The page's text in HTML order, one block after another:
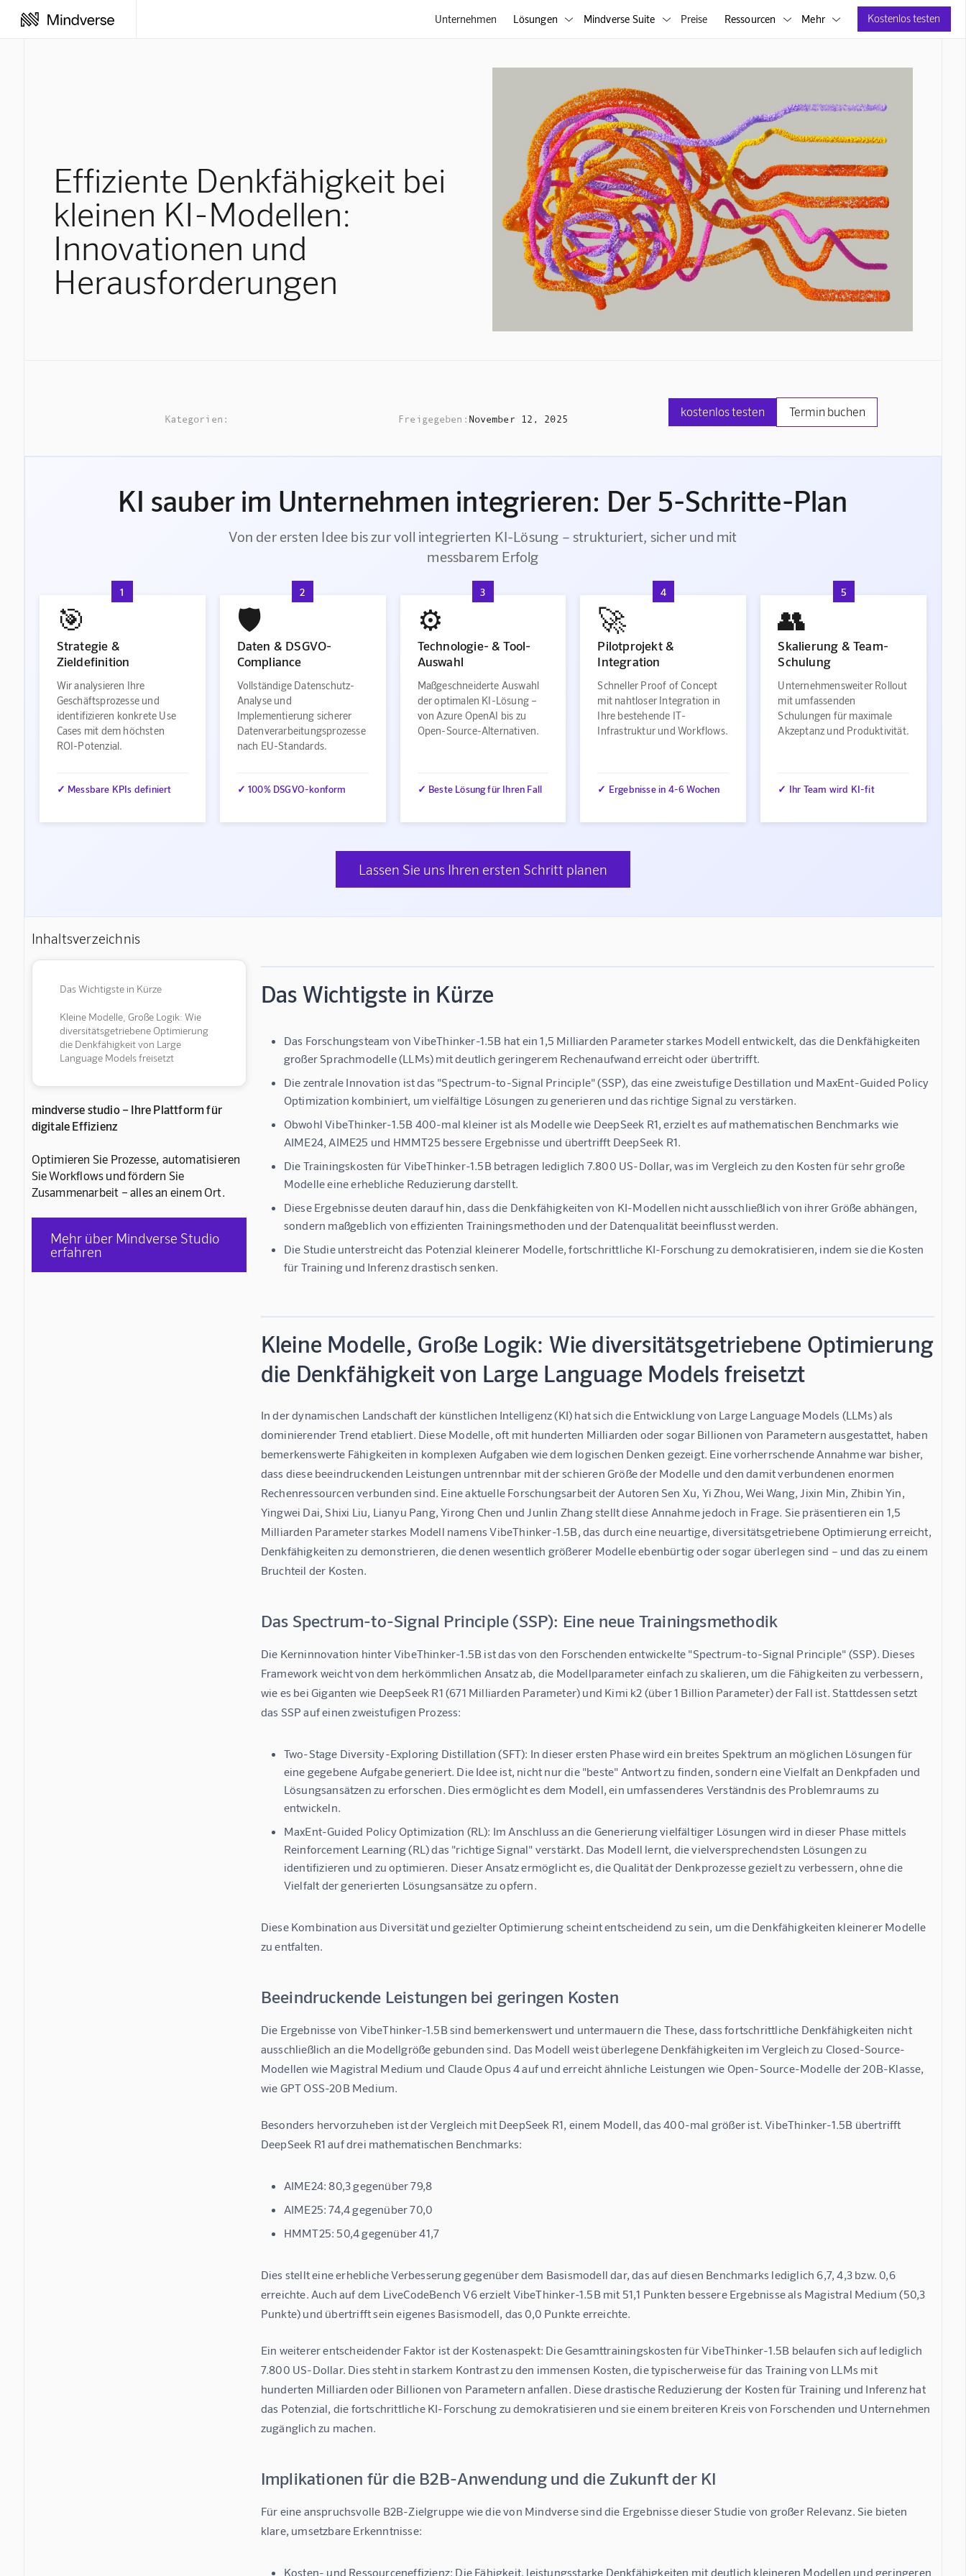
Unternehmen Lösungen  Mindverse Suite  Preise Ressourcen  Mehr  Kostenlos testen
Effiziente Denkfähigkeit bei
kleinen KI-Modellen:
Innovationen und
Herausforderungen
Kategorien: Freigegeben: November 12, 2025
kostenlos testen Termin buchen
KI sauber im Unternehmen integrieren: Der 5-Schritte-Plan
Von der ersten Idee bis zur voll integrierten KI-Lösung – strukturiert, sicher und mit
messbarem Erfolg
1
🎯
Strategie &
Zieldefinition
Wir analysieren Ihre
Geschäftsprozesse und
identifizieren konkrete Use
Cases mit dem höchsten
ROI-Potenzial.
✓ Messbare KPIs definiert
2
🛡️
Daten & DSGVO-
Compliance
Vollständige Datenschutz-
Analyse und
Implementierung sicherer
Datenverarbeitungsprozesse
nach EU-Standards.
✓ 100% DSGVO-konform
3
⚙️
Technologie- & Tool-
Auswahl
Maßgeschneiderte Auswahl
der optimalen KI-Lösung –
von Azure OpenAI bis zu
Open-Source-Alternativen.
✓ Beste Lösung für Ihren Fall
4
🚀
Pilotprojekt &
Integration
Schneller Proof of Concept
mit nahtloser Integration in
Ihre bestehende IT-
Infrastruktur und Workflows.
✓ Ergebnisse in 4-6 Wochen
5
👥
Skalierung & Team-
Schulung
Unternehmensweiter Rollout
mit umfassenden
Schulungen für maximale
Akzeptanz und Produktivität.
✓ Ihr Team wird KI-fit
Lassen Sie uns Ihren ersten Schritt planen
Inhaltsverzeichnis
Das Wichtigste in Kürze
Kleine Modelle, Große Logik: Wie
diversitätsgetriebene Optimierung
die Denkfähigkeit von Large
Language Models freisetzt
mindverse studio – Ihre Plattform für
digitale Effizienz
Optimieren Sie Prozesse, automatisieren
Sie Workflows und fördern Sie
Zusammenarbeit – alles an einem Ort.
Mehr über Mindverse Studio
erfahren
Das Wichtigste in Kürze
Das Forschungsteam von VibeThinker-1.5B hat ein 1,5 Milliarden Parameter starkes Modell entwickelt, das die Denkfähigkeiten
großer Sprachmodelle (LLMs) mit deutlich geringerem Rechenaufwand erreicht oder übertrifft.
Die zentrale Innovation ist das "Spectrum-to-Signal Principle" (SSP), das eine zweistufige Destillation und MaxEnt-Guided Policy
Optimization kombiniert, um vielfältige Lösungen zu generieren und das richtige Signal zu verstärken.
Obwohl VibeThinker-1.5B 400-mal kleiner ist als Modelle wie DeepSeek R1, erzielt es auf mathematischen Benchmarks wie
AIME24, AIME25 und HMMT25 bessere Ergebnisse und übertrifft DeepSeek R1.
Die Trainingskosten für VibeThinker-1.5B betragen lediglich 7.800 US-Dollar, was im Vergleich zu den Kosten für sehr große
Modelle eine erhebliche Reduzierung darstellt.
Diese Ergebnisse deuten darauf hin, dass die Denkfähigkeiten von KI-Modellen nicht ausschließlich von ihrer Größe abhängen,
sondern maßgeblich von effizienten Trainingsmethoden und der Datenqualität beeinflusst werden.
Die Studie unterstreicht das Potenzial kleinerer Modelle, fortschrittliche KI-Forschung zu demokratisieren, indem sie die Kosten
für Training und Inferenz drastisch senken.
Kleine Modelle, Große Logik: Wie diversitätsgetriebene Optimierung
die Denkfähigkeit von Large Language Models freisetzt
In der dynamischen Landschaft der künstlichen Intelligenz (KI) hat sich die Entwicklung von Large Language Models (LLMs) als
dominierender Trend etabliert. Diese Modelle, oft mit hunderten Milliarden oder sogar Billionen von Parametern ausgestattet, haben
bemerkenswerte Fähigkeiten in komplexen Aufgaben wie dem logischen Denken gezeigt. Eine vorherrschende Annahme war bisher,
dass diese beeindruckenden Leistungen untrennbar mit der schieren Größe der Modelle und den damit verbundenen enormen
Rechenressourcen verbunden sind. Eine aktuelle Forschungsarbeit der Autoren Sen Xu, Yi Zhou, Wei Wang, Jixin Min, Zhibin Yin,
Yingwei Dai, Shixi Liu, Lianyu Pang, Yirong Chen und Junlin Zhang stellt diese Annahme jedoch in Frage. Sie präsentieren ein 1,5
Milliarden Parameter starkes Modell namens VibeThinker-1.5B, das durch eine neuartige, diversitätsgetriebene Optimierung erreicht,
Denkfähigkeiten zu demonstrieren, die denen wesentlich größerer Modelle ebenbürtig oder sogar überlegen sind – und das zu einem
Bruchteil der Kosten.
Das Spectrum-to-Signal Principle (SSP): Eine neue Trainingsmethodik
Die Kerninnovation hinter VibeThinker-1.5B ist das von den Forschenden entwickelte "Spectrum-to-Signal Principle" (SSP). Dieses
Framework weicht von dem herkömmlichen Ansatz ab, die Modellparameter einfach zu skalieren, um die Fähigkeiten zu verbessern,
wie es bei Giganten wie DeepSeek R1 (671 Milliarden Parameter) und Kimi k2 (über 1 Billion Parameter) der Fall ist. Stattdessen setzt
das SSP auf einen zweistufigen Prozess:
Two-Stage Diversity-Exploring Distillation (SFT): In dieser ersten Phase wird ein breites Spektrum an möglichen Lösungen für
eine gegebene Aufgabe generiert. Die Idee ist, nicht nur die "beste" Antwort zu finden, sondern eine Vielfalt an Denkpfaden und
Lösungsansätzen zu erforschen. Dies ermöglicht es dem Modell, ein umfassenderes Verständnis des Problemraums zu
entwickeln.
MaxEnt-Guided Policy Optimization (RL): Im Anschluss an die Generierung vielfältiger Lösungen wird in dieser Phase mittels
Reinforcement Learning (RL) das "richtige Signal" verstärkt. Das Modell lernt, die vielversprechendsten Lösungen zu
identifizieren und zu optimieren. Dieser Ansatz ermöglicht es, die Qualität der Denkprozesse gezielt zu verbessern, ohne die
Vielfalt der generierten Lösungsansätze zu opfern.
Diese Kombination aus Diversität und gezielter Optimierung scheint entscheidend zu sein, um die Denkfähigkeiten kleinerer Modelle
zu entfalten.
Beeindruckende Leistungen bei geringen Kosten
Die Ergebnisse von VibeThinker-1.5B sind bemerkenswert und untermauern die These, dass fortschrittliche Denkfähigkeiten nicht
ausschließlich an die Modellgröße gebunden sind. Das Modell weist überlegene Denkfähigkeiten im Vergleich zu Closed-Source-
Modellen wie Magistral Medium und Claude Opus 4 auf und erreicht ähnliche Leistungen wie Open-Source-Modelle der 20B-Klasse,
wie GPT OSS-20B Medium.
Besonders hervorzuheben ist der Vergleich mit DeepSeek R1, einem Modell, das 400-mal größer ist. VibeThinker-1.5B übertrifft
DeepSeek R1 auf drei mathematischen Benchmarks:
AIME24: 80,3 gegenüber 79,8
AIME25: 74,4 gegenüber 70,0
HMMT25: 50,4 gegenüber 41,7
Dies stellt eine erhebliche Verbesserung gegenüber dem Basismodell dar, das auf diesen Benchmarks lediglich 6,7, 4,3 bzw. 0,6
erreichte. Auch auf dem LiveCodeBench V6 erzielt VibeThinker-1.5B mit 51,1 Punkten bessere Ergebnisse als Magistral Medium (50,3
Punkte) und übertrifft sein eigenes Basismodell, das 0,0 Punkte erreichte.
Ein weiterer entscheidender Faktor ist der Kostenaspekt: Die Gesamttrainingskosten für VibeThinker-1.5B belaufen sich auf lediglich
7.800 US-Dollar. Dies steht in starkem Kontrast zu den immensen Kosten, die typischerweise für das Training von LLMs mit
hunderten Milliarden oder Billionen von Parametern anfallen. Diese drastische Reduzierung der Kosten für Training und Inferenz hat
das Potenzial, die fortschrittliche KI-Forschung zu demokratisieren und sie einem breiteren Kreis von Forschenden und Unternehmen
zugänglich zu machen.
Implikationen für die B2B-Anwendung und die Zukunft der KI
Für eine anspruchsvolle B2B-Zielgruppe wie die von Mindverse sind die Ergebnisse dieser Studie von großer Relevanz. Sie bieten
klare, umsetzbare Erkenntnisse:
Kosten- und Ressourceneffizienz: Die Fähigkeit, leistungsstarke Denkfähigkeiten mit deutlich kleineren Modellen und geringeren